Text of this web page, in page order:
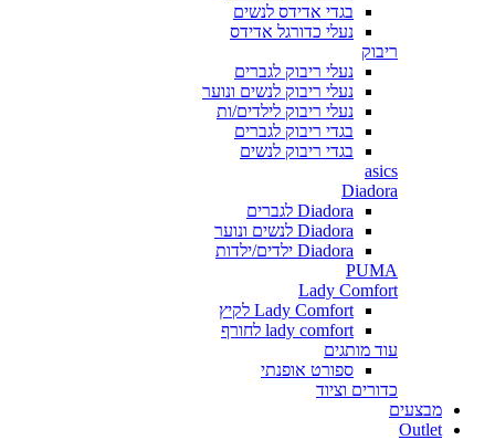
בגדי אדידס לנשים
נעלי כדורגל אדידס
ריבוק
נעלי ריבוק לגברים
נעלי ריבוק לנשים ונוער
נעלי ריבוק לילדים/ות
בגדי ריבוק לגברים
בגדי ריבוק לנשים
asics
Diadora
Diadora לגברים
Diadora לנשים ונוער
Diadora ילדים/ילדות
PUMA
Lady Comfort
Lady Comfort לקיץ
lady comfort לחורף
עוד מותגים
ספורט אופנתי
כדורים וציוד
מבצעים
Outlet